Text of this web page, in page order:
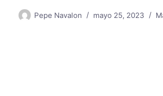
Pepe Navalon mayo 25, 2023